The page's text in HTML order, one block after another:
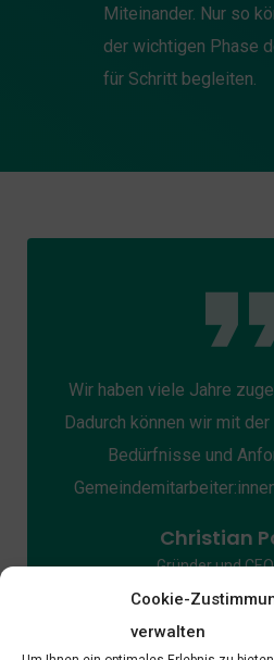
Cookie-
verwalten
Miteinander. Nur so
der wichtigen Phase
für Schritt begleiten.
Wir haben viele Jahre
Dadurch können wir mit
Bedürfnisse und
Christian
Gründer und